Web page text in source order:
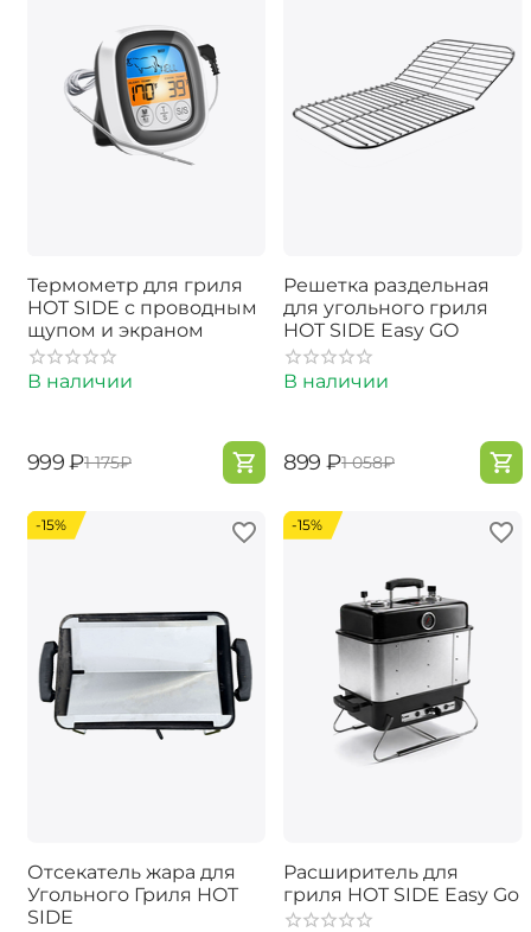
Термометр для гриля
HOT SIDE с проводным
щупом и экраном
В наличии
‍999‍ ₽‍1 175‍₽
Решетка раздельная
для угольного гриля
HOT SIDE Easy GO
В наличии
‍899‍ ₽‍1 058‍₽
-15%
Отсекатель жара для
Угольного Гриля HOT
SIDE
-15%
Расширитель для
гриля HOT SIDE Easy Go